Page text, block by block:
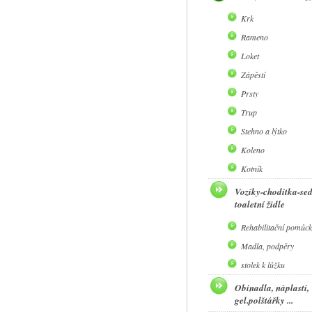
Krk
Rameno
Loket
Zápěstí
Prsty
Trup
Stehno a lýtko
Koleno
Kotník
Vozíky-chodítka-
toaletní židle
Rehabilitační
Madla, podpěry
stolek k lůžku
Obinadla, náplasti,
gel.polštářky ...